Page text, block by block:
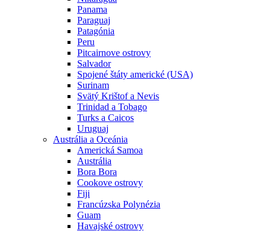
Panama
Paraguaj
Patagónia
Peru
Pitcairnove ostrovy
Salvador
Spojené štáty americké (USA)
Surinam
Svätý Krištof a Nevis
Trinidad a Tobago
Turks a Caicos
Uruguaj
Austrália a Oceánia
Americká Samoa
Austrália
Bora Bora
Cookove ostrovy
Fiji
Francúzska Polynézia
Guam
Havajské ostrovy